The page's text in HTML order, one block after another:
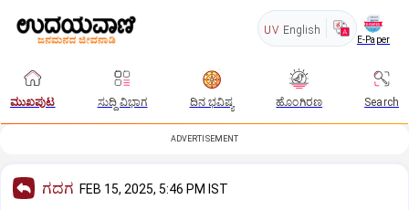
UV English
E-Paper
ಮುಖಪುಟ ಸುದ್ದಿ ವಿಭಾಗ ದಿನ ಭವಿಷ್ಯ ಹೊಂಗಿರಣ Search
ADVERTISEMENT
ಗದಗ FEB 15, 2025, 5:46 PM IST